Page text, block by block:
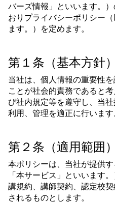
バーズ情報」といいます。
おりプライバシーポリシー
ます。）を定めます。
第１条（基本方針）
当社は、個人情報の重要性
ことが社会的責務であると
び社内規定等を遵守し、当
利用、管理を適正に行います
第２条（適用範囲）
本ポリシーは、当社が提供す
「本サービス」といいます
講規約、講師契約、認定校
されるものとします。